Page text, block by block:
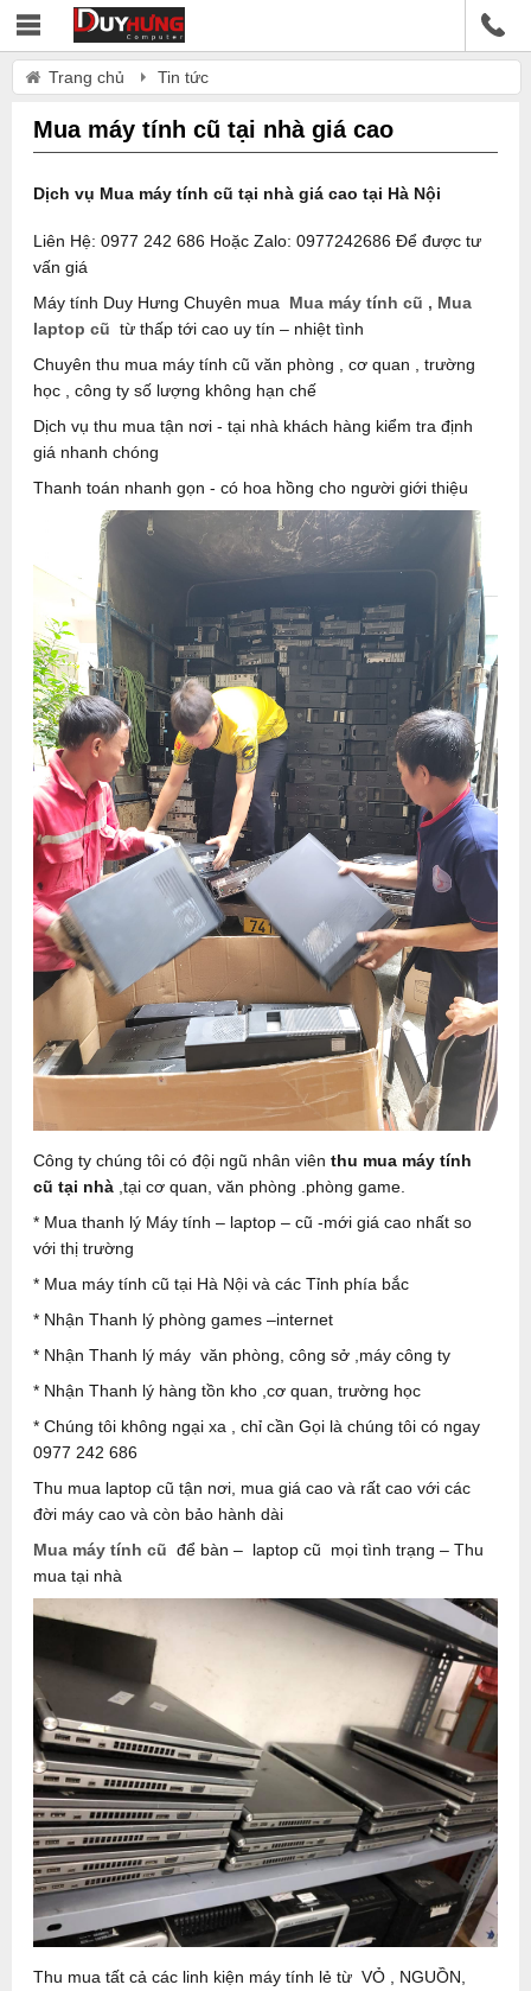
Trang chủ Tin tức
Mua máy tính cũ tại nhà giá cao
Dịch vụ Mua máy tính cũ tại nhà giá cao tại Hà Nội
Liên Hệ: 0977 242 686 Hoặc Zalo: 0977242686 Để được tư
vấn giá
Máy tính Duy Hưng Chuyên mua Mua máy tính cũ , Mua
laptop cũ từ thấp tới cao uy tín – nhiệt tình
Chuyên thu mua máy tính cũ văn phòng , cơ quan , trường
học , công ty số lượng không hạn chế
Dịch vụ thu mua tận nơi - tại nhà khách hàng kiểm tra định
giá nhanh chóng
Thanh toán nhanh gọn - có hoa hồng cho người giới thiệu
Công ty chúng tôi có đội ngũ nhân viên thu mua máy tính
cũ tại nhà ,tại cơ quan, văn phòng .phòng game.
* Mua thanh lý Máy tính – laptop – cũ -mới giá cao nhất so
với thị trường
* Mua máy tính cũ tại Hà Nội và các Tỉnh phía bắc
* Nhận Thanh lý phòng games –internet
* Nhận Thanh lý máy văn phòng, công sở ,máy công ty
* Nhận Thanh lý hàng tồn kho ,cơ quan, trường học
* Chúng tôi không ngại xa , chỉ cần Gọi là chúng tôi có ngay
0977 242 686
Thu mua laptop cũ tận nơi, mua giá cao và rất cao với các
đời máy cao và còn bảo hành dài
Mua máy tính cũ để bàn – laptop cũ mọi tình trạng – Thu
mua tại nhà
Thu mua tất cả các linh kiện máy tính lẻ từ VỎ , NGUỒN,